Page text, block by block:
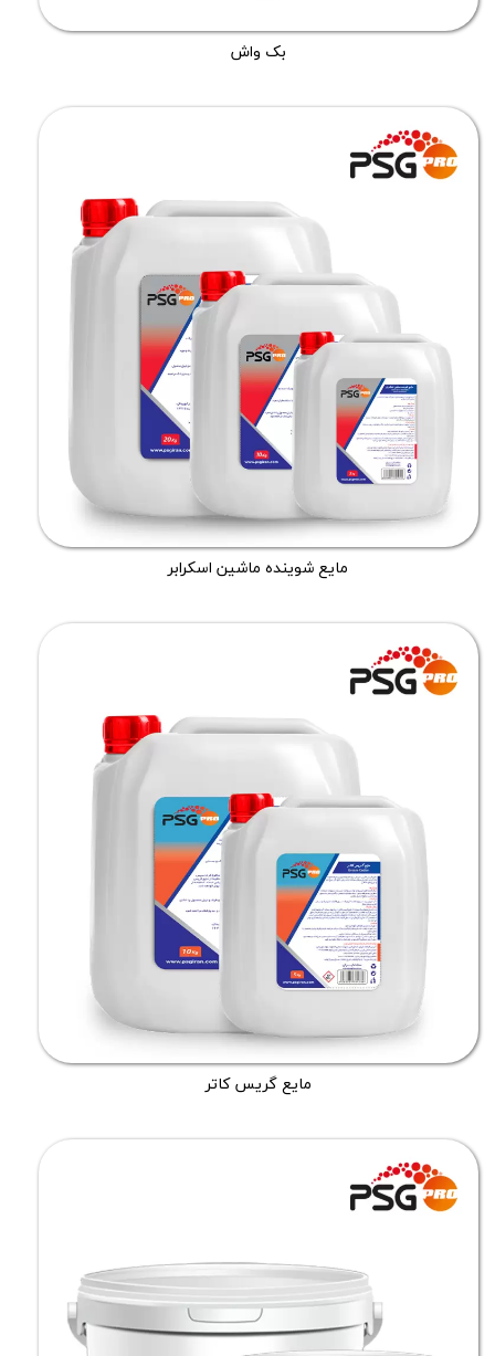
بک واش
مایع شوینده ماشین اسکرابر
مایع گریس کاتر